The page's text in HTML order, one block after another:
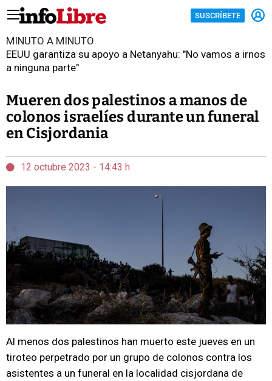
SUSCRÍBETE
MINUTO A MINUTO
EEUU garantiza su apoyo a Netanyahu: "No vamos a irnos
a ninguna parte"
Mueren dos palestinos a manos de
colonos israelíes durante un funeral
en Cisjordania
12 octubre 2023 - 14:43 h
Al menos dos palestinos han muerto este jueves en un
tiroteo perpetrado por un grupo de colonos contra los
asistentes a un funeral en la localidad cisjordana de